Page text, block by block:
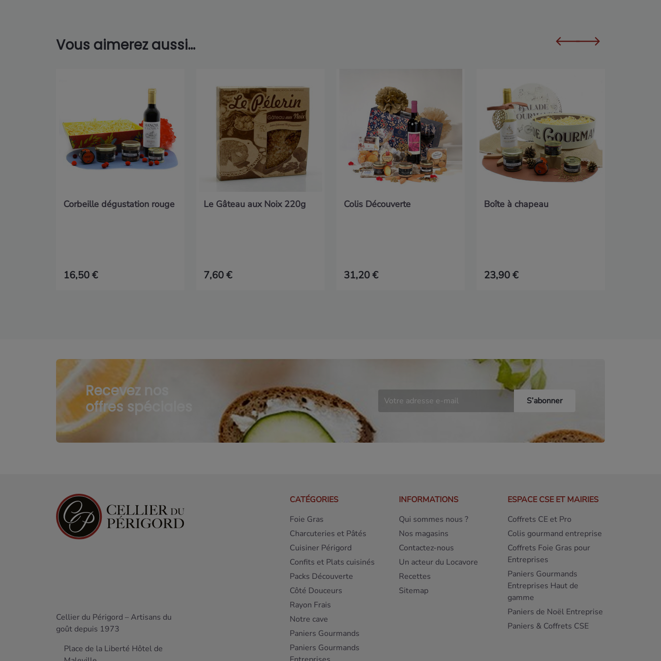
Vous aimerez aussi...
Corbeille dégustation rouge
16,50 €
Le Gâteau aux Noix 220g
7,60 €
Colis Découverte
31,20 €
Boîte à chapeau
23,90 €
Recevez nos
offres spéciales
Cellier du Périgord – Artisans du
goût depuis 1973
Place de la Liberté Hôtel de
CATÉGORIES
Foie Gras
Charcuteries et Pâtés
Cuisiner Périgord
Confits et Plats cuisinés
Packs Découverte
Côté Douceurs
Rayon Frais
Notre cave
Paniers Gourmands
Paniers Gourmands
INFORMATIONS
Qui sommes nous ?
Nos magasins
Contactez-nous
Un acteur du Locavore
Recettes
Sitemap
ESPACE CSE ET MAIRIES
Coffrets CE et Pro
Colis gourmand entreprise
Coffrets Foie Gras pour
Entreprises
Paniers Gourmands
Entreprises Haut de
gamme
Paniers de Noël Entreprise
Paniers & Coffrets CSE